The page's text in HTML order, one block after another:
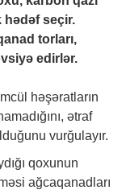
hədəf seçir.
torları,
edirlər.
həşəratların
ətraf
vurğulayır.
qoxunun
ağcaqanadları